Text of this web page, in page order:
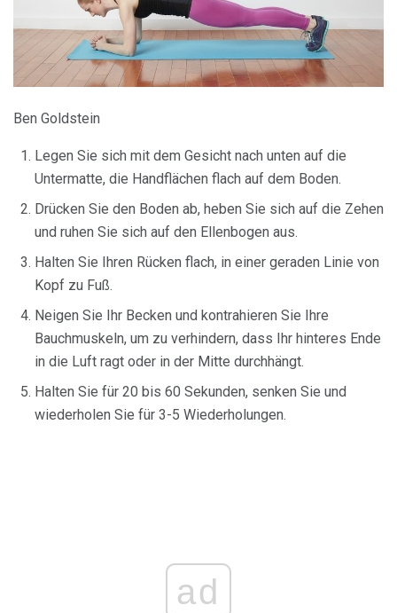
Ben Goldstein
Legen Sie sich mit dem Gesicht nach unten auf die
Untermatte, die Handflächen flach auf dem Boden.
Drücken Sie den Boden ab, heben Sie sich auf die Zehen
und ruhen Sie sich auf den Ellenbogen aus.
Halten Sie Ihren Rücken flach, in einer geraden Linie von
Kopf zu Fuß.
Neigen Sie Ihr Becken und kontrahieren Sie Ihre
Bauchmuskeln, um zu verhindern, dass Ihr hinteres Ende
in die Luft ragt oder in der Mitte durchhängt.
Halten Sie für 20 bis 60 Sekunden, senken Sie und
wiederholen Sie für 3-5 Wiederholungen.
ad